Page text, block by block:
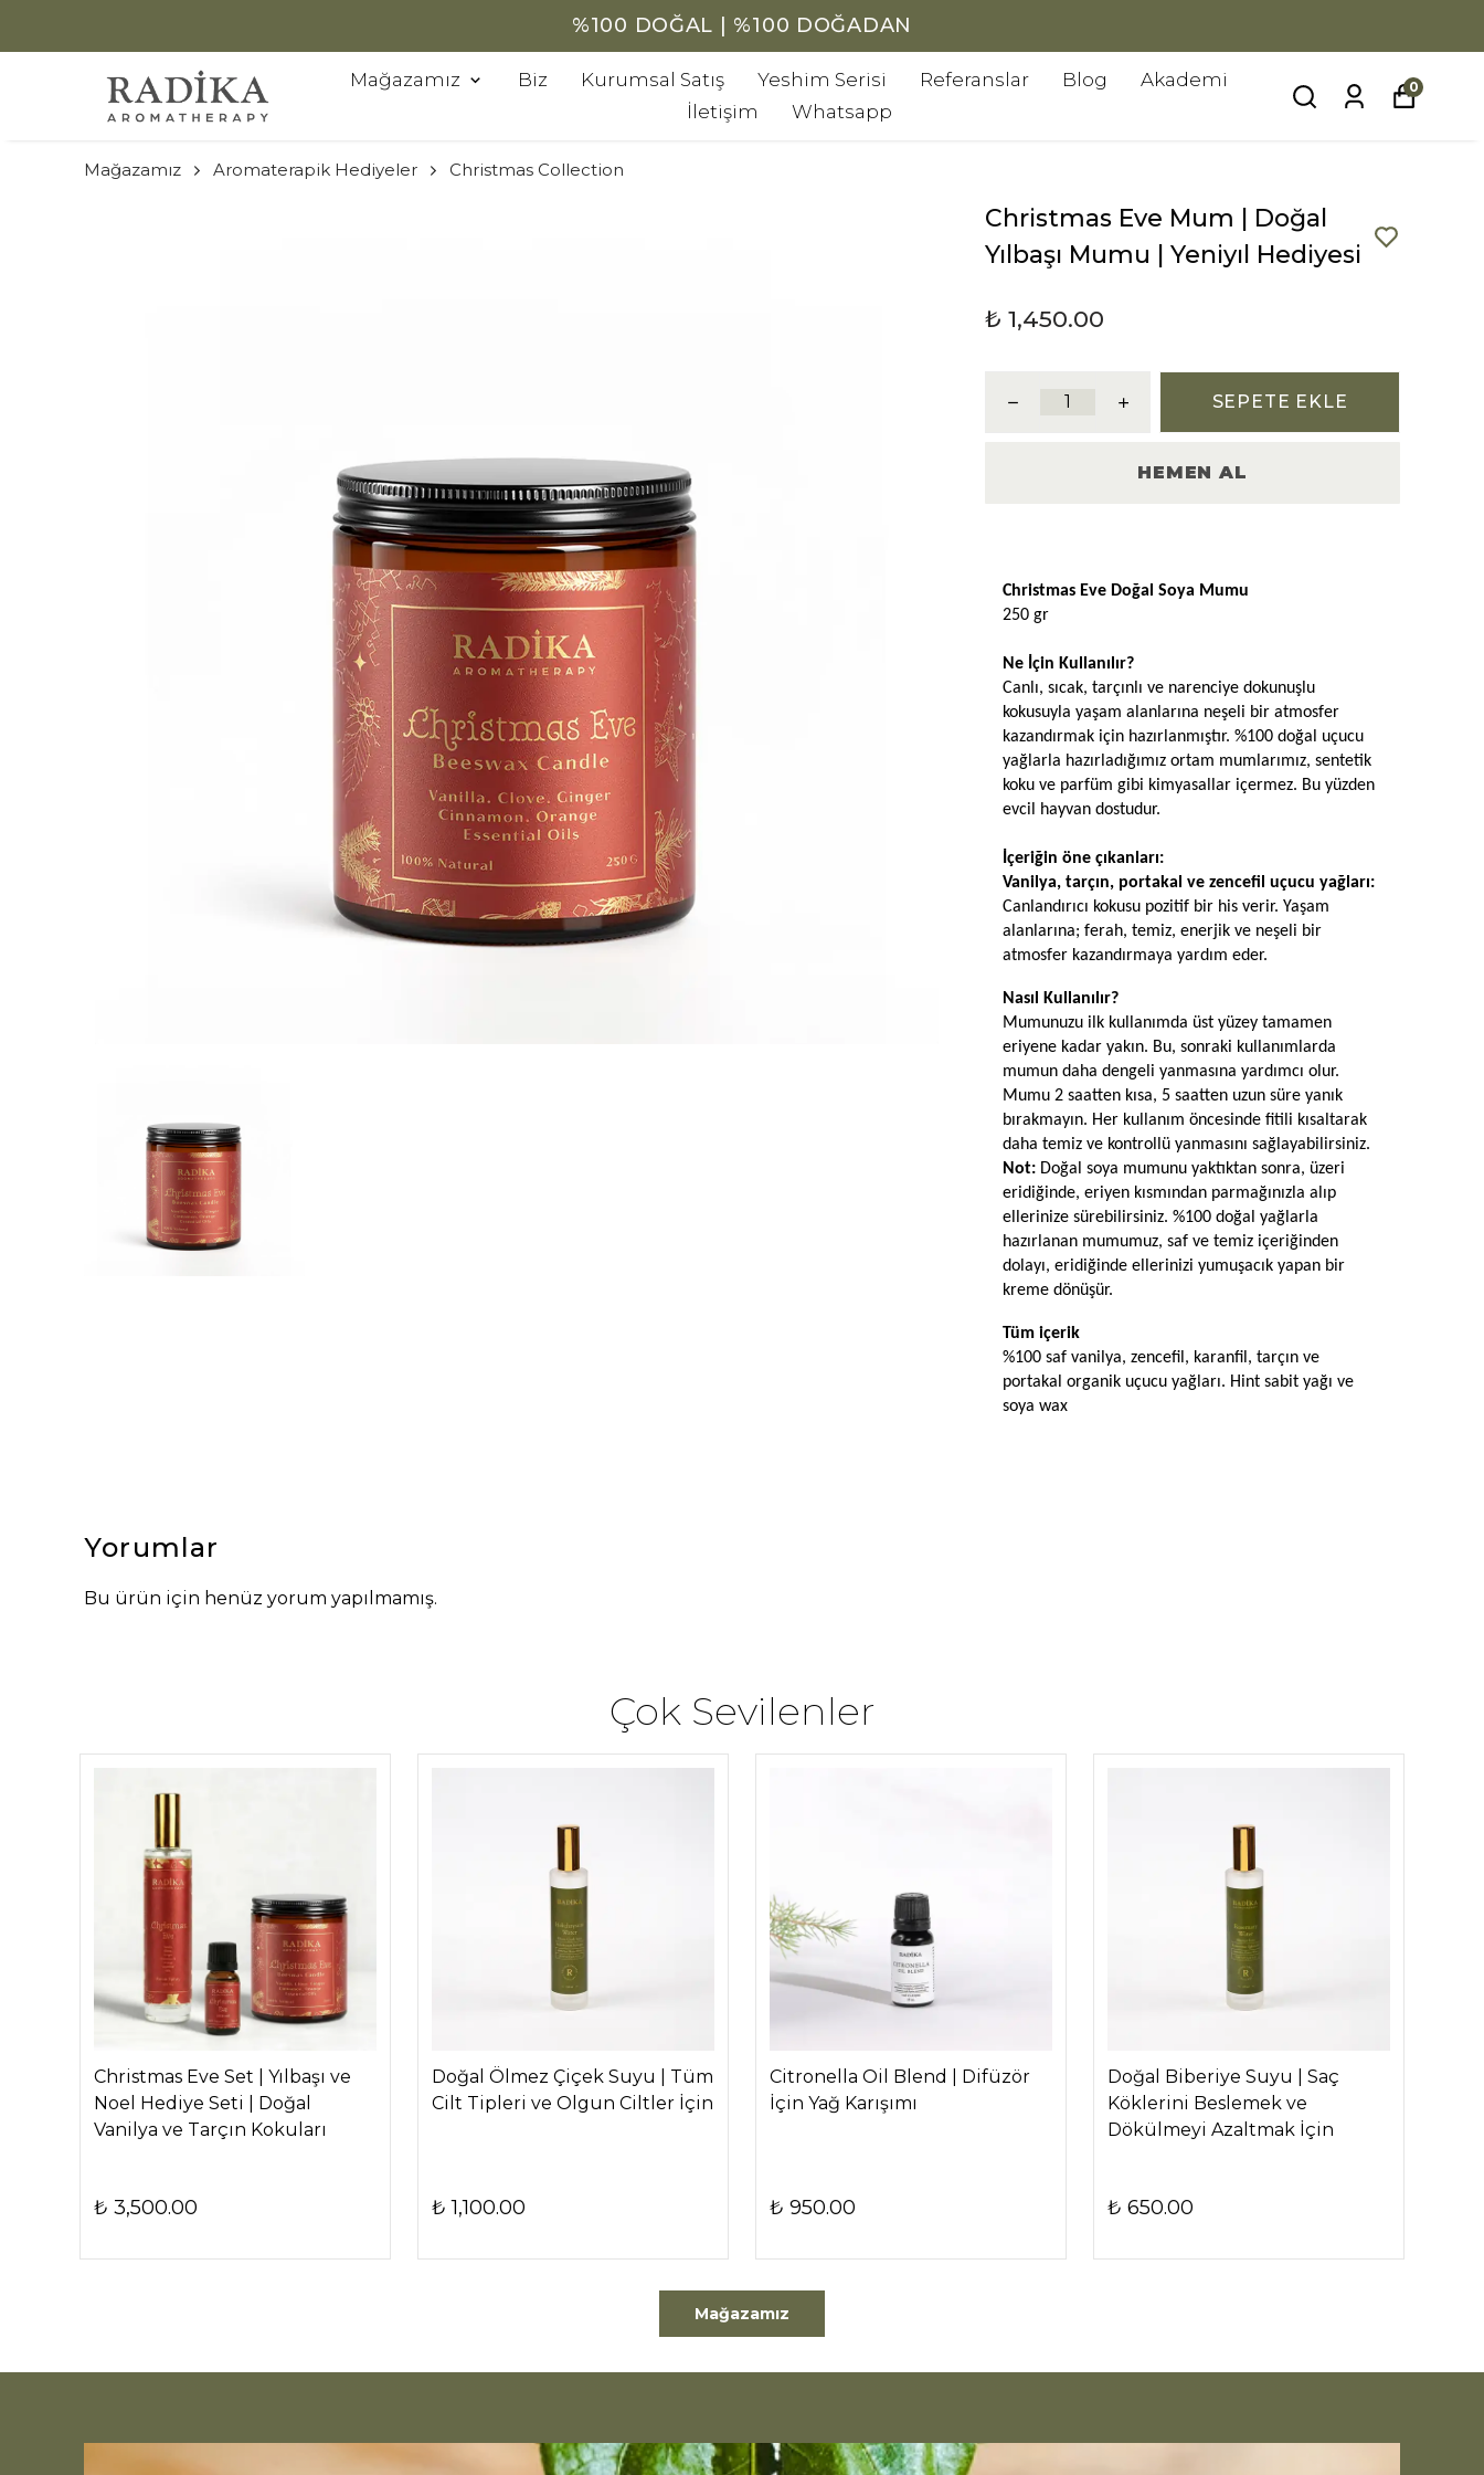
%100 DOĞAL | %100 DOĞADAN
Mağazamız Biz Kurumsal Satış Yeshim Serisi Referanslar Blog
Akademi
İletişim
Whatsapp
0
Mağazamız Aromaterapik Hediyeler Christmas Collection
Christmas Eve Mum | Doğal
Yılbaşı Mumu | Yeniyıl Hediyesi
₺ 1,450.00
SEPETE EKLE
HEMEN AL
Christmas Eve Doğal Soya Mumu
250 gr
Ne İçin Kullanılır?
Canlı, sıcak, tarçınlı ve narenciye dokunuşlu
kokusuyla yaşam alanlarına neşeli bir atmosfer
kazandırmak için hazırlanmıştır. %100 doğal uçucu
yağlarla hazırladığımız ortam mumlarımız, sentetik
koku ve parfüm gibi kimyasallar içermez. Bu yüzden
evcil hayvan dostudur.
İçeriğin öne çıkanları:
Canlandırıcı kokusu pozitif bir his verir. Yaşam
alanlarına; ferah, temiz, enerjik ve neşeli bir
atmosfer kazandırmaya yardım eder.
Nasıl Kullanılır?
Mumunuzu ilk kullanımda üst yüzey tamamen
eriyene kadar yakın. Bu, sonraki kullanımlarda
mumun daha dengeli yanmasına yardımcı olur.
Mumu 2 saatten kısa, 5 saatten uzun süre yanık
bırakmayın. Her kullanım öncesinde fitili kısaltarak
daha temiz ve kontrollü yanmasını sağlayabilirsiniz.
Not: Doğal soya mumunu yaktıktan sonra, üzeri
eridiğinde, eriyen kısmından parmağınızla alıp
ellerinize sürebilirsiniz. %100 doğal yağlarla
hazırlanan mumumuz, saf ve temiz içeriğinden
dolayı, eridiğinde ellerinizi yumuşacık yapan bir
kreme dönüşür.
Tüm içerik
%100 saf vanilya, zencefil, karanfil, tarçın ve
portakal organik uçucu yağları. Hint sabit yağı ve
soya wax
Yorumlar
Bu ürün için henüz yorum yapılmamış.
Çok Sevilenler
Christmas Eve Set | Yılbaşı ve
Noel Hediye Seti | Doğal
Vanilya ve Tarçın Kokuları
₺ 3,500.00
Doğal Ölmez Çiçek Suyu | Tüm
Cilt Tipleri ve Olgun Ciltler İçin
₺ 1,100.00
Citronella Oil Blend | Difüzör
İçin Yağ Karışımı
₺ 950.00
Doğal Biberiye Suyu | Saç
Köklerini Beslemek ve
Dökülmeyi Azaltmak İçin
₺ 650.00
Mağazamız